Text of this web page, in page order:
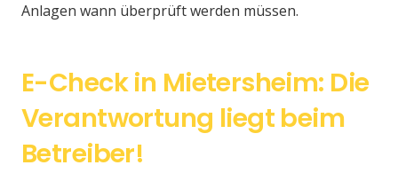
Anlagen wann überprüft werden müssen.
E-Check in Mietersheim: Die
Verantwortung liegt beim
Betreiber!